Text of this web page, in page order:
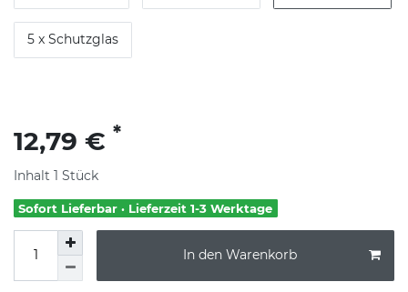
5 x Schutzglas
12,79 € *
Inhalt 1 Stück
Sofort Lieferbar · Lieferzeit 1-3 Werktage
In den Warenkorb